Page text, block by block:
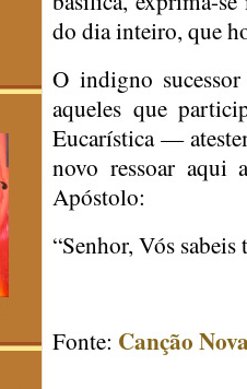
do dia inteiro, que
O indigno
aqueles que
Eucarística —
novo ressoar aqui
Apóstolo:
“Senhor, Vós
Fonte: Canção